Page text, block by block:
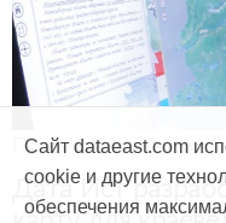
Продукты и услуги
Дата Ист
Сайт dataeast.com
cookie и другие
обеспечения